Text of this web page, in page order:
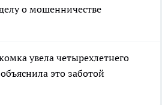
о мошенничестве
увела четырехлетнего
это заботой